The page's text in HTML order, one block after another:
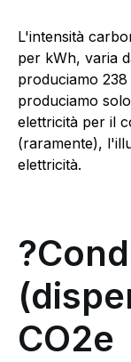
L'intensità
per kWh, varia
produciamo
produciamo
elettricità per il
(raramente),
elettricità.
CO2e